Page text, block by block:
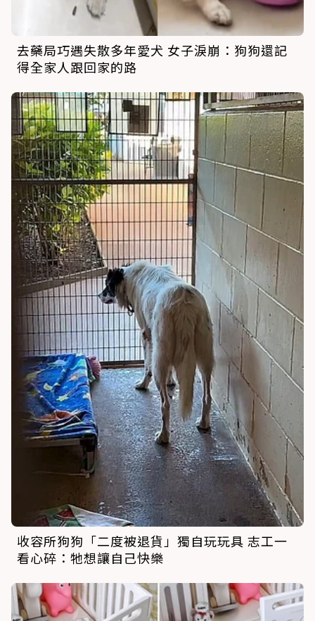
去藥局巧遇失散多年愛犬 女子淚崩：狗狗還記
得全家人跟回家的路
收容所狗狗「二度被退貨」獨自玩玩具 志工一
看心碎：牠想讓自己快樂